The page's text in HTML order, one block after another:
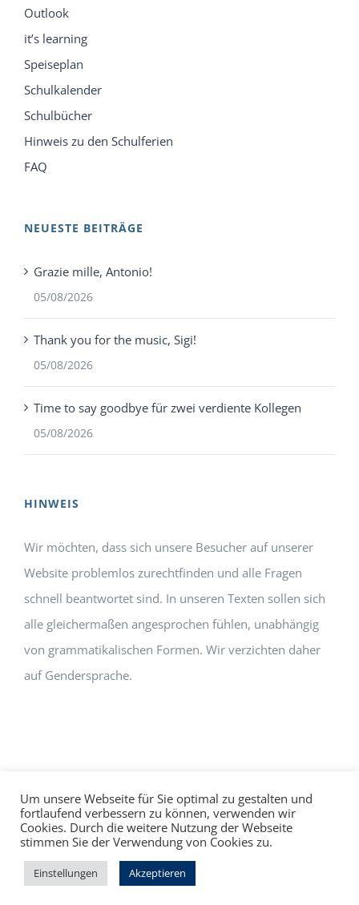
Outlook
it’s learning
Speiseplan
Schulkalender
Schulbücher
Hinweis zu den Schulferien
FAQ
NEUESTE BEITRÄGE
Grazie mille, Antonio!
05/08/2026
Thank you for the music, Sigi!
05/08/2026
Time to say goodbye für zwei verdiente Kollegen
05/08/2026
HINWEIS
Wir möchten, dass sich unsere Besucher auf unserer
Website problemlos zurechtfinden und alle Fragen
schnell beantwortet sind. In unseren Texten sollen sich
alle gleichermaßen angesprochen fühlen, unabhängig
von grammatikalischen Formen. Wir verzichten daher
auf Gendersprache.
Impressum Datenschutz©hallo!rot
Facebook
Um unsere Webseite für Sie optimal zu gestalten und
fortlaufend verbessern zu können, verwenden wir
Cookies. Durch die weitere Nutzung der Webseite
stimmen Sie der Verwendung von Cookies zu.
Einstellungen Akzeptieren